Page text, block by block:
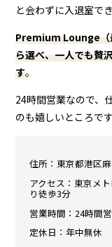
と会わずに入退室でき
Premium Lounge（
ら選べ、一人でも贅
す。
24時間営業なので、
のも嬉しいところです
住所：東京都港区
アクセス：東京メ
り徒歩3分
営業時間：24時間
定休日：年中無休